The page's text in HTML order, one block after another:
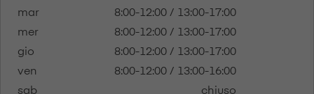
mar
8:00-12:00 / 13:00-17:00
mer
8:00-12:00 / 13:00-17:00
gio
8:00-12:00 / 13:00-17:00
ven
8:00-12:00 / 13:00-16:00
sab
chiuso